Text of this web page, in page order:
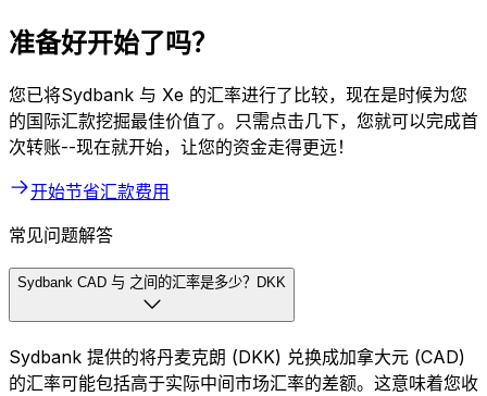
准备好开始了吗？
您已将Sydbank 与 Xe 的汇率进行了比较，现在是时候为您
的国际汇款挖掘最佳价值了。只需点击几下，您就可以完成首
次转账--现在就开始，让您的资金走得更远！
开始节省汇款费用
常见问题解答
Sydbank CAD 与 之间的汇率是多少？DKK
Sydbank 提供的将丹麦克朗 (DKK) 兑换成加拿大元 (CAD)
的汇率可能包括高于实际中间市场汇率的差额。这意味着您收